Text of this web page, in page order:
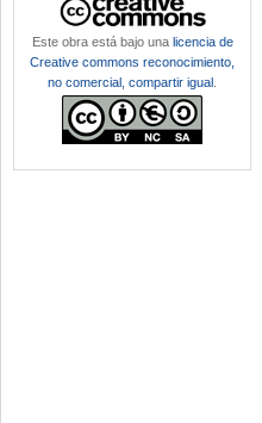
Este obra está bajo una licencia de
Creative commons reconocimiento,
no comercial, compartir igual